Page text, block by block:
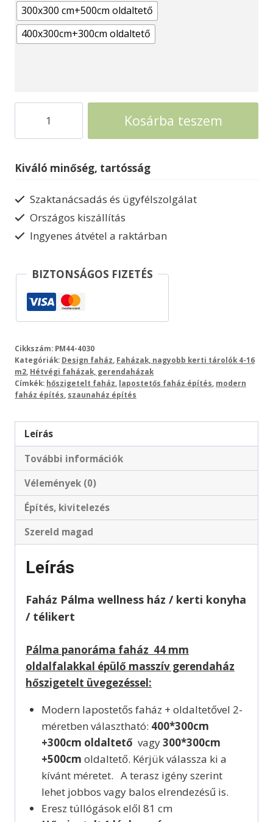
300x300 cm+500cm oldaltető
400x300cm+300cm oldaltető
wellness
kerti
ház
Kosárba teszem
Kiváló minőség, tartósság
Szaktanácsadás és ügyfélszolgálat
Országos kiszállítás
Ingyenes átvétel a raktárban
BIZTONSÁGOS FIZETÉS
Cikkszám: PM44-4030
Kategóriák: Design faház Faházak, nagyobb kerti tárolók 4-16
m2 Hétvégi faházak, gerendaházak
Címkék: hőszigetelt faház lapostetős faház építés modern
faház építés szaunaház építés
Leírás
További információk
Vélemények (0)
Építés, kivitelezés
Szereld magad
Leírás
Faház Pálma wellness ház / kerti konyha
/ télikert
Pálma panoráma faház 44 mm
oldalfalakkal épülő masszív gerendaház
hőszigetelt üvegezéssel:
Modern lapostetős faház + oldaltetővel 2-
méretben választható: 400*300cm
+300cm oldaltető vagy300*300cm
+500cm oldaltető. Kérjük válassza ki a
kívánt méretet. A terasz igény szerint
lehet jobbos vagy balos elrendezésű is.
Eresz túllógások elől 81 cm